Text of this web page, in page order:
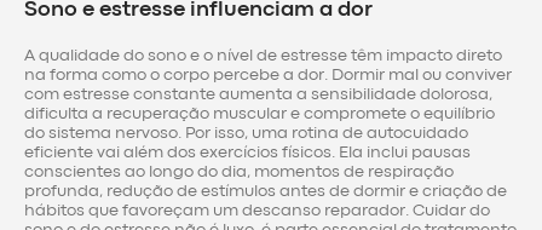
Sono e estresse influenciam a dor
A qualidade do sono e o nível de estresse têm impacto direto
na forma como o corpo percebe a dor. Dormir mal ou conviver
com estresse constante aumenta a sensibilidade dolorosa,
dificulta a recuperação muscular e compromete o equilíbrio
do sistema nervoso. Por isso, uma rotina de autocuidado
eficiente vai além dos exercícios físicos. Ela inclui pausas
conscientes ao longo do dia, momentos de respiração
profunda, redução de estímulos antes de dormir e criação de
hábitos que favoreçam um descanso reparador. Cuidar do